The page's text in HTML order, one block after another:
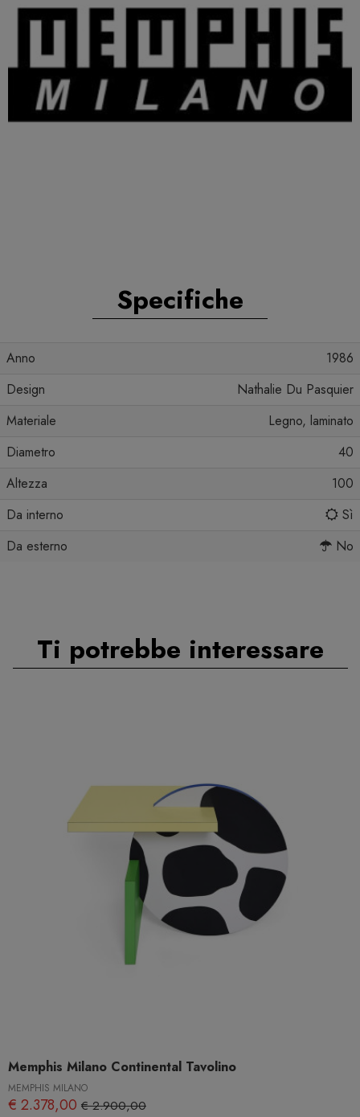
Specifiche
Anno
1986
Design
Nathalie Du Pasquier
Materiale
Legno, laminato
Diametro
40
Altezza
100
Da interno
Sì
Da esterno
No
Ti potrebbe interessare
Memphis Milano Continental Tavolino
MEMPHIS MILANO
€ 2.378,00 € 2.900,00